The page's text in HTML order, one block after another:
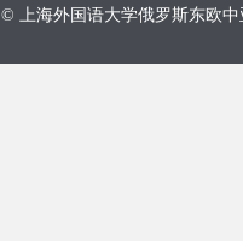
© 上海外国语大学俄罗斯东欧中